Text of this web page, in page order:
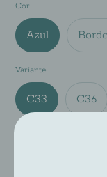
Cor
Azul
Variante
C33 C36